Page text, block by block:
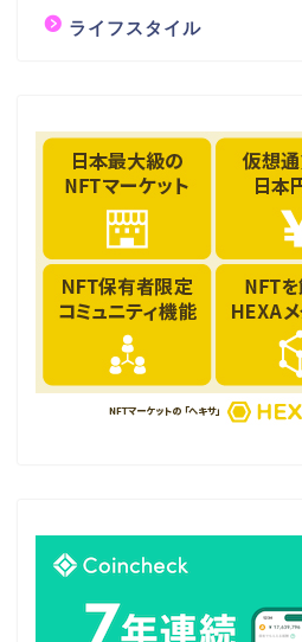
ライフスタイル